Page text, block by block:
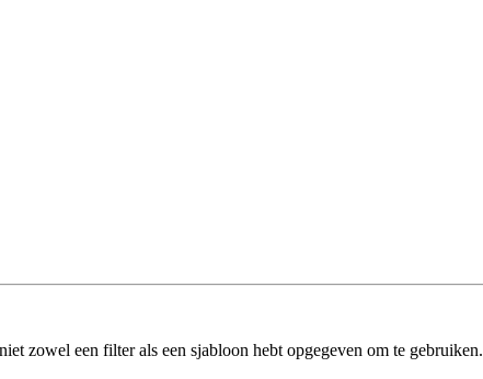
zowel een filter als een sjabloon hebt opgegeven om te gebruiken.